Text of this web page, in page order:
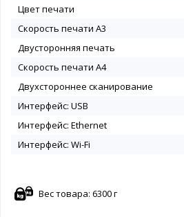
Цвет печати
Скорость печати A3
Двусторонняя печать
Скорость печати A4
Двухстороннее сканирование
Интерфейс: USB
Интерфейс: Ethernet
Интерфейс: Wi-Fi
Вес товара: 6300 г